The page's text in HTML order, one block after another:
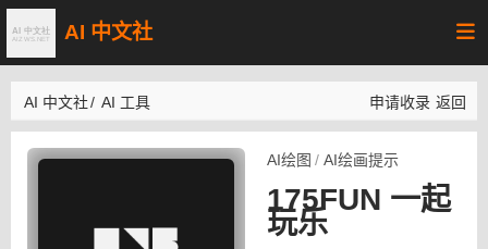
AI 中文社
AI 中文社/ AI 工具 申请收录 返回
AI绘图 / AI绘画提示
175FUN 一起
玩乐